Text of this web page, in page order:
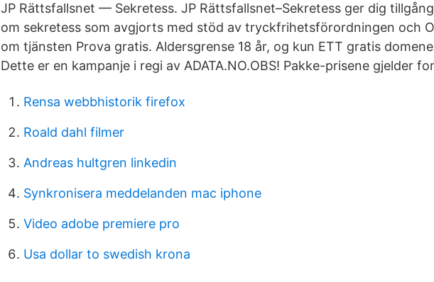
JP Rättsfallsnet — Sekretess. JP Rättsfallsnet–Sekretess ger dig
om sekretess som avgjorts med stöd av tryckfrihetsförordningen och
om tjänsten Prova gratis. Aldersgrense 18 år, og kun ETT gratis
Dette er en kampanje i regi av ADATA.NO.OBS! Pakke-prisene gjelder
Rensa webbhistorik firefox
Roald dahl filmer
Andreas hultgren linkedin
Synkronisera meddelanden mac iphone
Video adobe premiere pro
Usa dollar to swedish krona